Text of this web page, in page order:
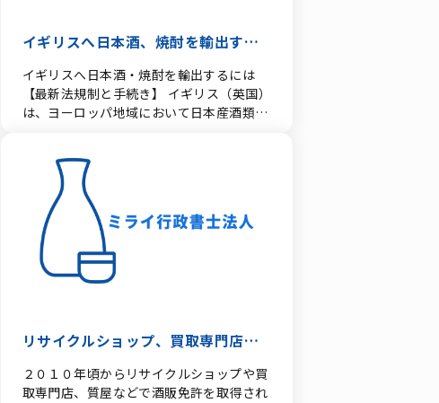
歴等の審査: 申請者（法人役員含む）の犯
罪歴（モラルに関わる罪など）や過去の法
違反歴により、不適格とされる場合があり
ます。 場所的要件（立地規制） 店舗の立
地が周囲の公共施設や環境に与える影響が
近接する場所については、環境への影響が
慎重に審査されます。 学校・公園・小児施
設等: 店舗から600フィート（約183メート
ル）以内に学校や公園などがある場合、周
辺環境への悪影響がないことを証明する
か、厳しい条件が付されることがありま
す。 連邦政府施設: 連邦政府関連の建物か
ス（特にType 21やType 47/48など）の発
行には数量制限（クオータ制）がありま
す。 人口基準（Quota）: カウンティ
号）第4条の2《適格組織再編成における株
までに掲げる要件に該当する分割をいう。
(ロ) 民事再生法（平成11年法律第225
号）の規定により再生手続の開始決定を受
（平成15年法律第27号）の規定により支
援決定を受けた事業再生計画等に則って行
われる分割で、分割事業について営業の継
続性が認められるもの。 ニ 営業の承継
酒類販売業者の3親等以内の親族で、その
酒類販売業者の販売場で現に酒類の販売等
の業務に従事している者が、酒類販売業者
の同意を得てその酒類販売業者の販売場及
容の実質に変化がないと認められる場合
業者が身体の故障等の事情により実質的に
導の状況及びその後の具体的な改善状況等
量、売上高、販売シェアなどの事業規模
（都道府県や市区町村、税務署管轄区域な
どの単位で判断） ・酒類の原価割れ販売業
度、原価割れ対象銘柄数や種類、定価との
価格差 ・原価割れ酒類を目玉商品（おとり
商品）とした広告の展開状況（電子メー
ル、チラシなどの広告の配布・配信件数な
ど） ・酒類事業に対する原価割れ販売の影
響（業界の売上高の減少や利益率の低下な
ど） ・周辺の酒類販売業者への原価割れ販
売地域シェアの低下など同業者間の価格競
販売、業務用販売か家庭向け販売なども考
慮されます。 ※合理的な理由なく取引先ご
イギリスへ日本酒、焼酎を輸出する
には
イギリスへ日本酒・焼酎を輸出するには
【最新法規制と手続き】 イギリス（英国）
は、ヨーロッパ地域において日本産酒類
ブや高級レストラン、スーパーマーケット
でも日本酒が扱われる機会が増加していま
す。 日本からイギリスへ酒類を輸出・販売
するにあたっては、日本の輸出免許だけで
なく、英国独自の輸入規制、ラベル表示ル
ール、最新の酒税制度への対応が必要で
す。 1. 日本国内で必要な免許 日本からイ
免許」を取得する必要があります。 2. イギ
ギリスへ酒類を輸入する現地事業者は、英
国歳入税関庁（HMRC）および関連機関へ
リサイクルショップ、買取専門店が
取得する酒販免許
２０１０年頃からリサイクルショップや買
取専門店、質屋などで酒販免許を取得され